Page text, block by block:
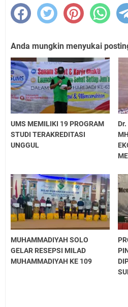
Anda mungkin menyukai
UMS MEMILIKI 19 PROGRAM
STUDI TERAKREDITASI
UNGGUL
MUHAMMADIYAH SOLO
GELAR RESEPSI MILAD
MUHAMMADIYAH KE 109